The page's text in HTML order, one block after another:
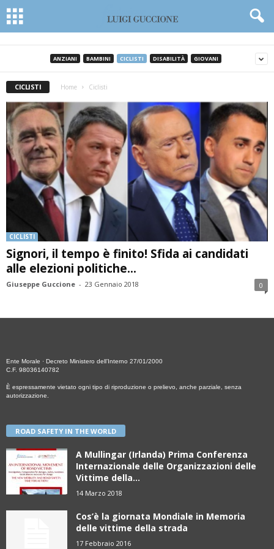
ANZIANI BAMBINI CICLISTI DISABILITÀ GIOVANI
CICLISTI Home Ciclisti
CICLISTI
Signori, il tempo è finito! Sfida ai candidati
alle elezioni politiche...
Giuseppe Guccione - 23 Gennaio 2018 0
Ente Morale · Decreto Ministero dell’Interno 27/01/2000
C.F. 98036140782
È espressamente vietato ogni tipo di riproduzione o prelievo, anche parziale, senza
autorizzazione.
ROAD SAFETY IN THE WORLD
A Mullingar (Irlanda) Prima Conferenza
Internazionale delle Organizzazioni delle
Vittime della...
14 Marzo 2018
Cos’è la giornata Mondiale in Memoria
delle vittime della strada
17 Febbraio 2016